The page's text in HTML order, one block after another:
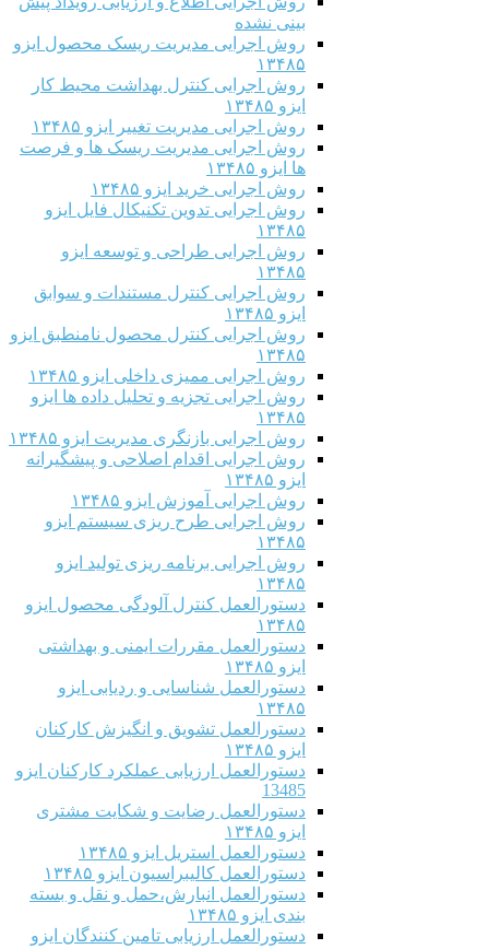
بینی نشده
روش اجرایی مدیریت ریسک محصول ایزو
۱۳۴۸۵
روش اجرایی کنترل بهداشت محیط کار
ایزو ۱۳۴۸۵
روش اجرایی مدیریت تغییر ایزو ۱۳۴۸۵
روش اجرایی مدیریت ریسک ها و فرصت
ها ایزو ۱۳۴۸۵
روش اجرایی خرید ایزو ۱۳۴۸۵
روش اجرایی تدوین تکنیکال فایل ایزو
۱۳۴۸۵
روش اجرایی طراحی و توسعه ایزو
۱۳۴۸۵
روش اجرایی کنترل مستندات و سوابق
ایزو ۱۳۴۸۵
روش اجرایی کنترل محصول نامنطبق ایزو
۱۳۴۸۵
روش اجرایی ممیزی داخلی ایزو ۱۳۴۸۵
روش اجرایی تجزیه و تحلیل داده ها ایزو
۱۳۴۸۵
روش اجرایی بازنگری مدیریت ایزو ۱۳۴۸۵
روش اجرایی اقدام اصلاحی و پیشگیرانه
ایزو ۱۳۴۸۵
روش اجرایی آموزش ایزو ۱۳۴۸۵
روش اجرایی طرح ریزی سیستم ایزو
۱۳۴۸۵
روش اجرایی برنامه ریزی تولید ایزو
۱۳۴۸۵
دستورالعمل کنترل آلودگی محصول ایزو
۱۳۴۸۵
دستورالعمل مقررات ایمنی و بهداشتی
ایزو ۱۳۴۸۵
دستورالعمل شناسایی و ردیابی ایزو
۱۳۴۸۵
دستورالعمل تشویق و انگیزش کارکنان
ایزو ۱۳۴۸۵
دستورالعمل ارزیابی عملکرد کارکنان ایزو
13485
دستورالعمل رضایت و شکایت مشتری
ایزو ۱۳۴۸۵
دستورالعمل استریل ایزو ۱۳۴۸۵
دستورالعمل کالیبراسیون ایزو ۱۳۴۸۵
دستورالعمل انبارش،حمل و نقل و بسته
بندی ایزو ۱۳۴۸۵
دستورالعمل ارزیابی تامین کنندگان ایزو